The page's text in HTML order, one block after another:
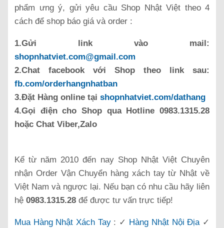
phẩm ưng ý, gửi yêu cầu Shop Nhật Việt theo 4
cách để shop báo giá và order :
1.Gửi link vào mail:
shopnhatviet.com@gmail.com
2.Chat facebook với Shop theo link sau:
fb.com/orderhangnhatban
3.Đặt Hàng online tại shopnhatviet.com/dathang
4.Gọi điện cho Shop qua Hotline 0983.1315.28
hoặc Chat Viber,Zalo
Kể từ năm 2010 đến nay Shop Nhật Việt Chuyên
nhận Order Vận Chuyển hàng xách tay từ Nhật về
Việt Nam và ngược lại. Nếu bạn có nhu cầu hãy liên
hệ 0983.1315.28 để được tư vấn trực tiếp!
Mua Hàng Nhật Xách Tay : ✓ Hàng Nhật Nội Địa✓